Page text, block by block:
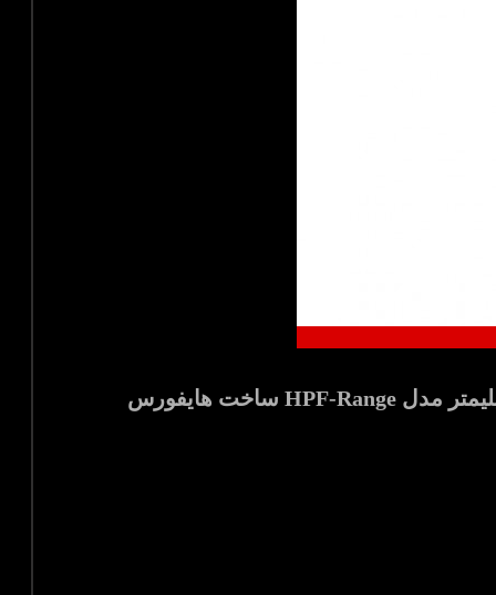
پرس هیدرولیکی کارگاهی 700 بار فشار قوی با ظرفیت 200 تن و کورس 330 میلیمتر مدل HPF-Range ساخت هایفورس